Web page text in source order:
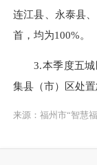
连江县、永泰县
首，均为100%。
3.本季度五
集县（市）区处置
来源：福州市“智慧